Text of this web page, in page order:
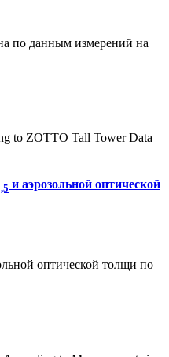
по данным измерений на
to ZOTTO Tall Tower Data
и аэрозольной оптической
оптической толщи по